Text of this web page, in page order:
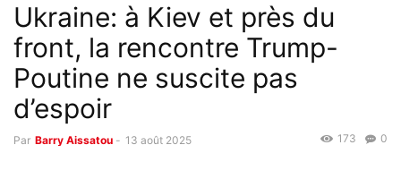
Ukraine: à Kiev et près du
front, la rencontre Trump-
Poutine ne suscite pas
d’espoir
Par Barry Aissatou - 13 août 2025 0
173